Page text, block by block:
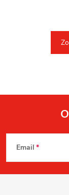
Z
á
p
Email